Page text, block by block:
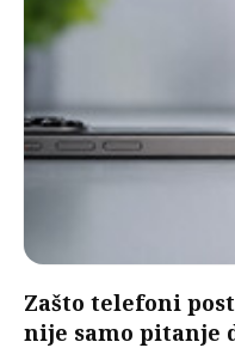
Zašto telefoni
nije samo pitanje